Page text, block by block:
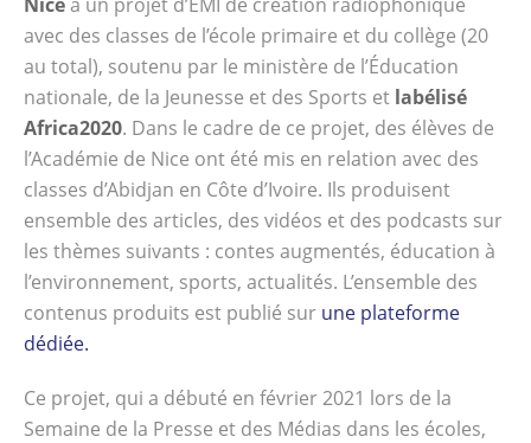
avec des classes de l’école primaire et du collège (20
au total), soutenu par le ministère de l’Éducation
nationale, de la Jeunesse et des Sports et labélisé
Africa2020. Dans le cadre de ce projet, des élèves de
l’Académie de Nice ont été mis en relation avec des
classes d’Abidjan en Côte d’Ivoire. Ils produisent
ensemble des articles, des vidéos et des podcasts sur
les thèmes suivants : contes augmentés, éducation à
l’environnement, sports, actualités. L’ensemble des
contenus produits est publié sur une plateforme
dédiée.
Ce projet, qui a débuté en février 2021 lors de la
Semaine de la Presse et des Médias dans les écoles,